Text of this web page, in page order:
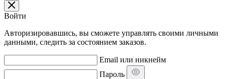
Войти
Авторизировавшись, вы сможете управлять своими личными
данными, следить за состоянием заказов.
Email или никнейм
Пароль